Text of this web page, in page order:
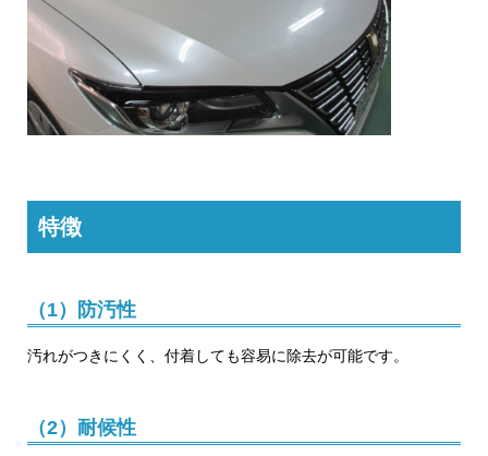
特徴
（1）防汚性
汚れがつきにくく、付着しても容易に除去が可能です。
（2）耐候性